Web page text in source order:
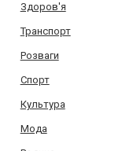
Здоров'я
Транспорт
Розваги
Спорт
Культура
Мода